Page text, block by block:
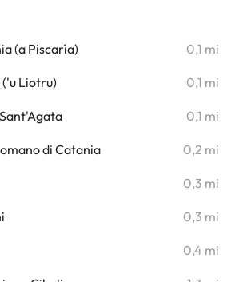
(a Piscarìa) 0,1 mi
Liotru) 0,1 mi
0,1 mi
di Catania 0,2 mi
0,3 mi
0,3 mi
0,4 mi